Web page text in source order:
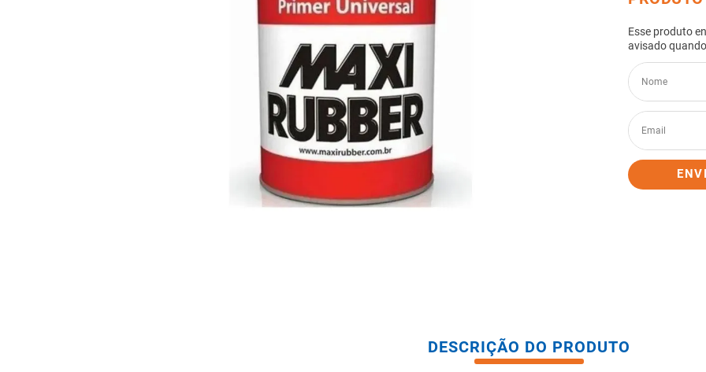
DESCRIÇÃO DO PRODUTO
7º pisos
porta
10º vaso sanitario caixa acoplada